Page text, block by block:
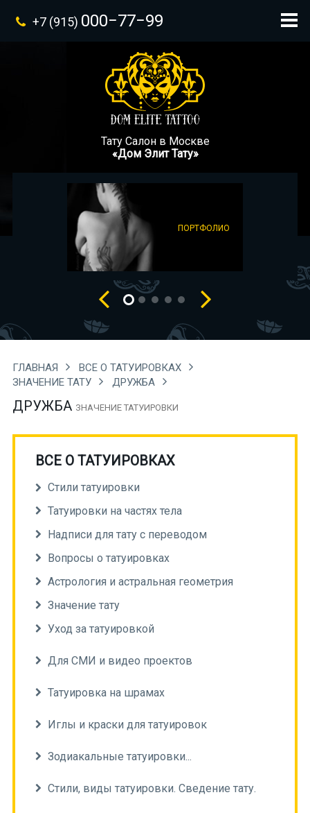
+7 (915) 000−77−99
Тату Салон в Москве
«Дом Элит Тату»
ПОРТФОЛИО
ГЛАВНАЯ
ВСЕ О ТАТУИРОВКАХ
ЗНАЧЕНИЕ ТАТУ
ДРУЖБА
ДРУЖБА ЗНАЧЕНИЕ ТАТУИРОВКИ
ВСЕ О ТАТУИРОВКАХ
Стили татуировки
Татуировки на частях тела
Надписи для тату с переводом
Вопросы о татуировках
Астрология и астральная геометрия
Значение тату
Уход за татуировкой
Для СМИ и видео проектов
Татуировка на шрамах
Иглы и краски для татуировок
Зодиакальные татуировки...
Стили, виды татуировки. Сведение тату.